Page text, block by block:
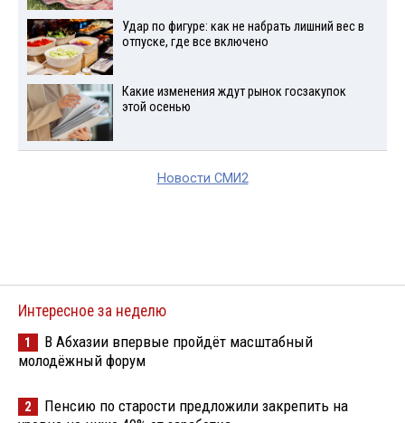
Удар по фигуре: как не набрать лишний вес в
отпуске, где все включено
Какие изменения ждут рынок госзакупок
этой осенью
Новости СМИ2
Интересное за неделю
1
В Абхазии впервые пройдёт масштабный
молодёжный форум
2
Пенсию по старости предложили закрепить на